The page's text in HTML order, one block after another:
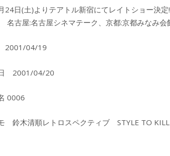
24日(土)よりテアトル新宿にてレイトショー決
名古屋:名古屋シネマテーク、京都:京都みなみ
2001/04/19
2001/04/20
0006
鈴木清順レトロスペクティブ STYLE TO